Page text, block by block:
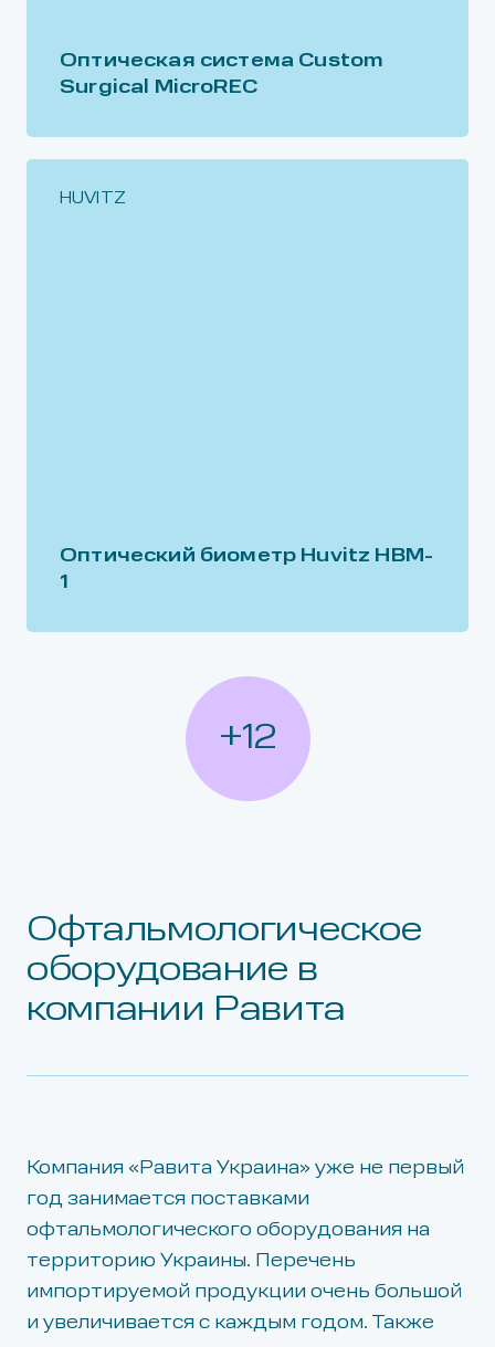
Оптическая система Custom
Surgical MicroREC
HUVITZ
Оптический биометр Huvitz HBM-
1
+12
Офтальмологическое
оборудование в
компании Равита
Компания «Равита Украина» уже не первый
год занимается поставками
офтальмологического оборудования на
территорию Украины. Перечень
импортируемой продукции очень большой
и увеличивается с каждым годом. Также